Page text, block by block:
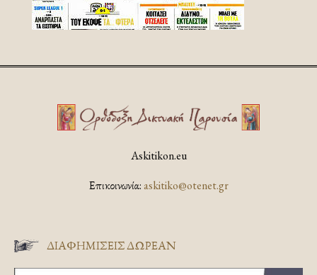
Askitikon.eu
Επικοινωνία:askitiko@otenet.gr
ΔΙΑΦΗΜΊΣΕΙΣ ΔΩΡΕΆΝ